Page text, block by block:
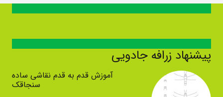
پیشنهاد زرافه جادویی
آموزش قدم به قدم نقاشی ساده
سنجاقک